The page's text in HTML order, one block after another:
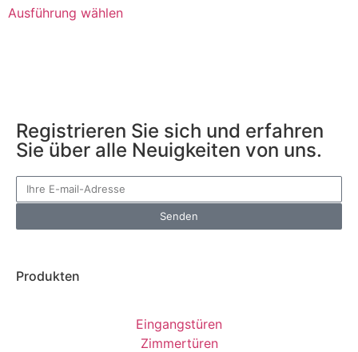
Ausführung wählen
Registrieren Sie sich und erfahren
Sie über alle Neuigkeiten von uns.
Senden
Produkten
Eingangstüren
Zimmertüren